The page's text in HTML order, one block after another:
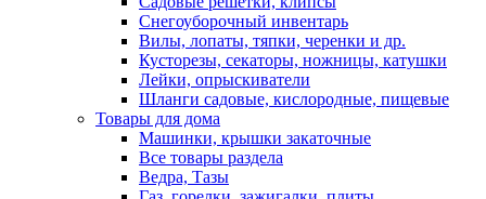
Снегоуборочный инвентарь
Вилы, лопаты, тяпки, черенки и др.
Кусторезы, секаторы, ножницы, катушки
Лейки, опрыскиватели
Шланги садовые, кислородные, пищевые
Товары для дома
Машинки, крышки закаточные
Все товары раздела
Ведра, Тазы